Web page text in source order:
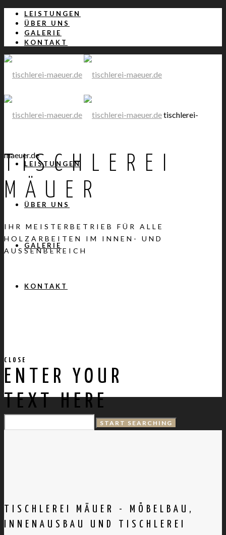
LEISTUNGEN
ÜBER UNS
GALERIE
KONTAKT
tischlerei-
maeuer.de
LEISTUNGEN
ÜBER UNS
GALERIE
KONTAKT
TISCHLEREI
MÄUER
IHR MEISTERBETRIEB FÜR ALLE
HOLZARBEITEN IM INNEN- UND
AUSSENBEREICH
CLOSE
ENTER YOUR
TEXT HERE
TISCHLEREI MÄUER - MÖBELBAU,
INNENAUSBAU UND TISCHLEREI